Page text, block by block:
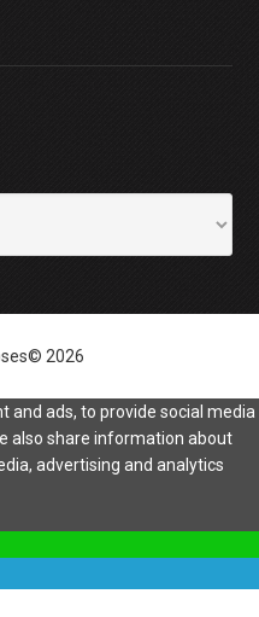
2026
and ads, to provide social media
also share information about
advertising and analytics